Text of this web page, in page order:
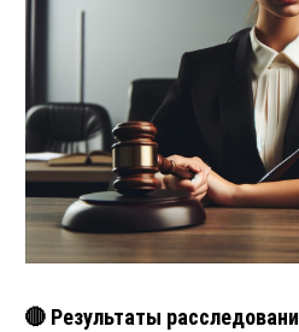
🔴 Результаты